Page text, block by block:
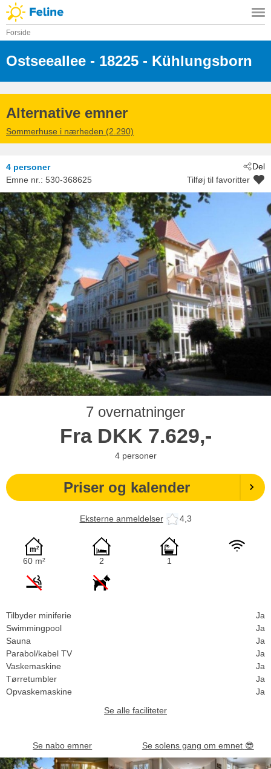
Forside
Ostseeallee - 18225 - Kühlungsborn
Alternative emner
Sommerhuse i nærheden (2.290)
Del
4 personer
Emne nr.: 530-368625 Tilføj til favoritter
7 overnatninger
Fra DKK 7.629,-
4 personer
Priser og kalender
Eksterne anmeldelser 4,3
60 m² 2 1
Tilbyder miniferie
Ja
Swimmingpool
Ja
Sauna
Ja
Parabol/kabel TV
Ja
Vaskemaskine
Ja
Tørretumbler
Ja
Opvaskemaskine
Ja
Se alle faciliteter
Se nabo emner Se solens gang om emnet 😎